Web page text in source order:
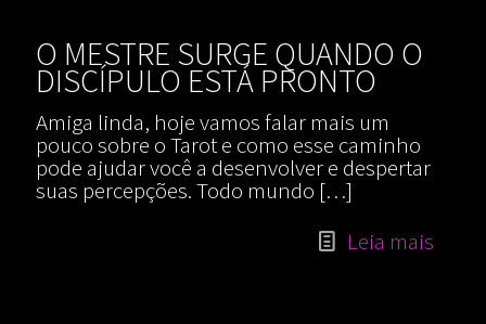
O MESTRE SURGE QUANDO O
DISCÍPULO ESTÁ PRONTO
Amiga linda, hoje vamos falar mais um
pouco sobre o Tarot e como esse caminho
pode ajudar você a desenvolver e despertar
suas percepções. Todo mundo […]
Leia mais